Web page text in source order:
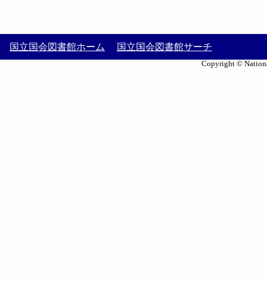
国立国会図書館ホーム 国立国会図書館サーチ
Copyright ©